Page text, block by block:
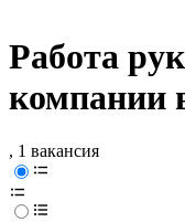
Работа
компании
, 1 вакансия